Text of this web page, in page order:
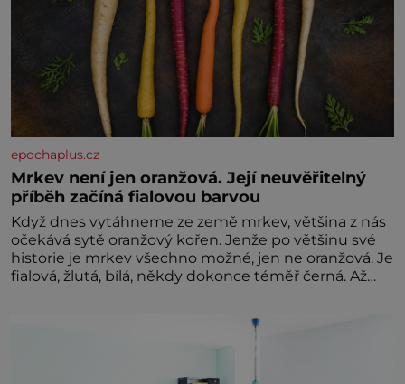
epochaplus.cz
Mrkev není jen oranžová. Její neuvěřitelný
příběh začíná fialovou barvou
Když dnes vytáhneme ze země mrkev, většina z nás
očekává sytě oranžový kořen. Jenže po většinu své
historie je mrkev všechno možné, jen ne oranžová. Je
fialová, žlutá, bílá, někdy dokonce téměř černá. Až
nedokážeme představit. Její příběh je